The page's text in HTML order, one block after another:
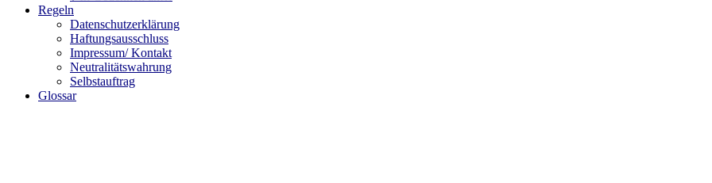
Regeln
Datenschutzerklärung
Haftungsausschluss
Impressum/ Kontakt
Neutralitätswahrung
Selbstauftrag
Glossar